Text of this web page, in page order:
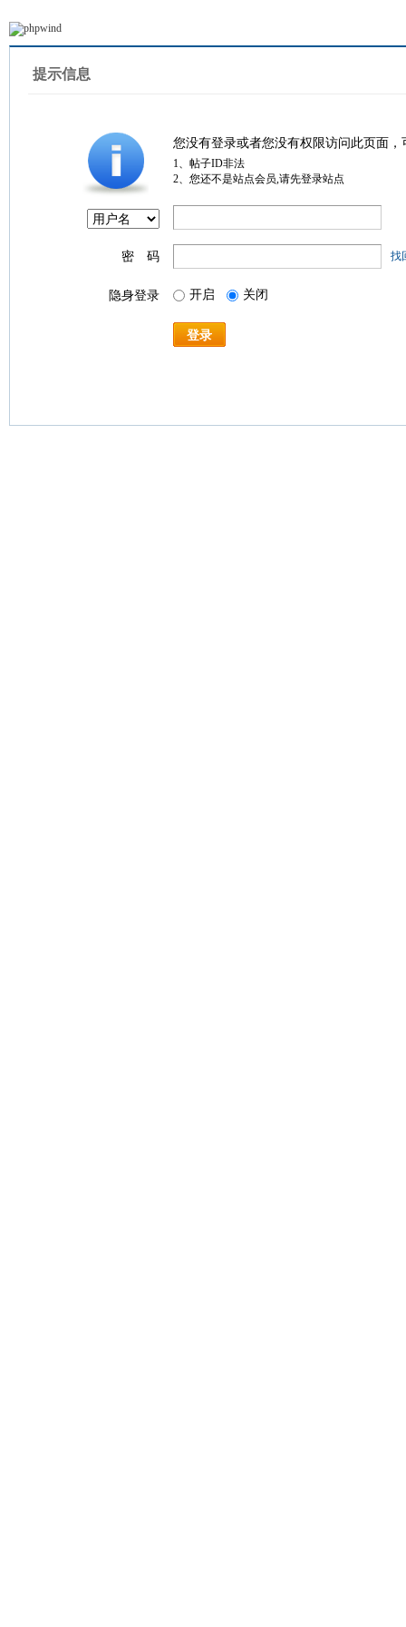
提示信息
您没有登录或者您没有权限访问此页面
1、帖子ID非法
2、您还不是站点会员,请先登录站点
密 码 找
隐身登录 开启 关闭
登录